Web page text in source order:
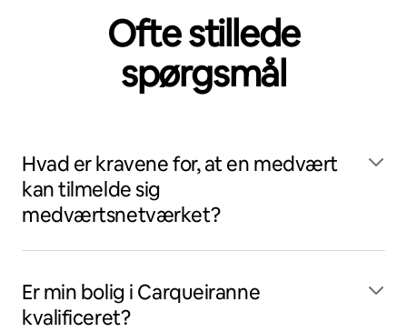
Ofte stillede
spørgsmål
Hvad er kravene for, at en medvært
kan tilmelde sig
medværtsnetværket?
Er min bolig i Carqueiranne
kvalificeret?